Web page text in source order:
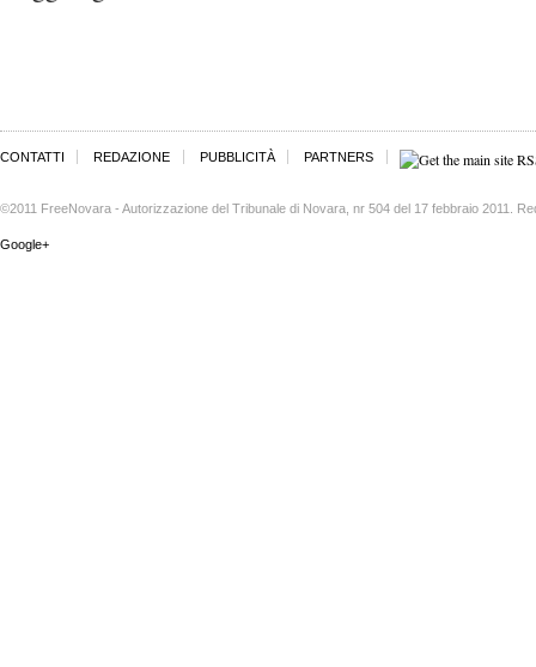
CONTATTI REDAZIONE PUBBLICITÀ PARTNERS
©2011 FreeNovara - Autorizzazione del Tribunale di Novara, nr 504 del 17 febbraio 2011.
Google+